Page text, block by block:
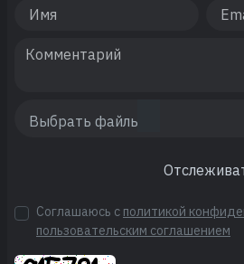
Соглашаюсь с политикой
пользовательским соглашением